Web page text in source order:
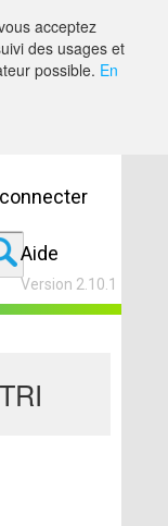
Aide
Version 2.10.1
acceptez
des usages et
possible. En